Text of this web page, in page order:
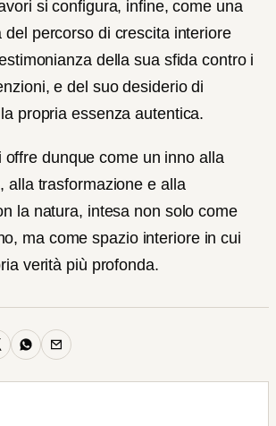
si configura, infine, come una
del percorso di crescita interiore
della sua sfida contro i
e del suo desiderio di
propria essenza autentica.
offre dunque come un inno alla
alla trasformazione e alla
la natura, intesa non solo come
ma come spazio interiore in cui
verità più profonda.